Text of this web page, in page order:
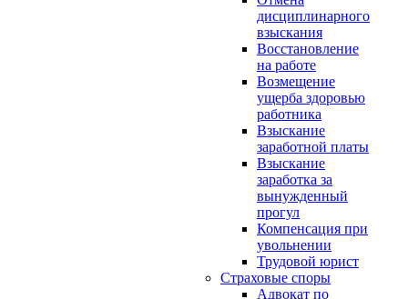
дисциплинарного
взыскания
Восстановление
на работе
Возмещение
ущерба здоровью
работника
Взыскание
заработной платы
Взыскание
заработка за
вынужденный
прогул
Компенсация при
увольнении
Трудовой юрист
Страховые споры
Адвокат по